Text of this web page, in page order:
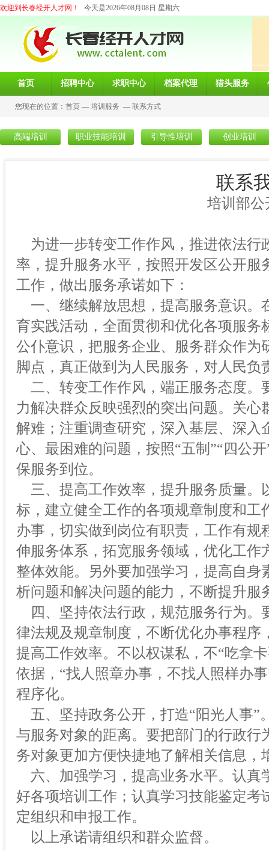
欢迎到长春经开人才网！ 今天是2026年08月08日 星期六
首页 招聘中心 求职中心 档案代理 猎头服务
您现在的位置： 首页 — 培训服务 — 联系方式
高端培训 职业技能培训 引导性培训 创业培训
联系
培训部公开服务
为进一步转变工作作风，推进依法行
率，提升服务水平，按照开发区公开
工作，做出服务承诺如下：
一、继续解放思想，提高服务意识。
育实践活动，全面贯彻和优化各项服
公仆意识，把服务企业、服务群众作
脚点，真正做到为人民服务，对人民
二、转变工作作风，端正服务态度。
力解决群众反映强烈的突出问题。关
解难；注重调查研究，深入基层、深
心、最困难的问题，按照“五制”“四公
保服务到位。
三、提高工作效率，提升服务质量。
标，建立健全工作的各项规章制度和
办事，切实做到岗位有职责，工作有
伸服务体系，拓宽服务领域，优化工
整体效能。另外要加强学习，提高自
析问题和解决问题的能力，不断提升服
四、坚持依法行政，规范服务行为。
律法规及规章制度，不断优化办事程
提高工作效率。不以权谋私，不“吃拿
依据，“找人照章办事，不找人照样办
程序化。
五、坚持政务公开，打造“阳光人事”
与服务对象的距离。要把部门的行政
务对象更加方便快捷地了解相关信息，
六、加强学习，提高业务水平。认真
好各项培训工作；认真学习技能鉴定
定组织和申报工作。
以上承诺请组织和群众监督。